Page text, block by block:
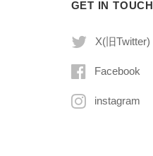
GET IN TOUCH
X(旧Twitter)
Facebook
instagram